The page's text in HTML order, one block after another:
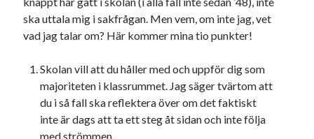
julkalendern 2021 Julkalendern 2024 konst
minnen mode museum musik
nostalgi ord radio recept
reklam resa
ska uttala mig i sakfrågan. Men vem, om inte jag, vet
vad jag talar om? Här kommer mina tio punkter!
Skolan vill att du håller med och uppför dig som
majoriteten i klassrummet. Jag säger tvärtom att
du i så fall ska reflektera över om det faktiskt
inte är dags att ta ett steg åt sidan och inte följa
med strömmen.